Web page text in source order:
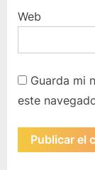
Web
Guarda mi
este